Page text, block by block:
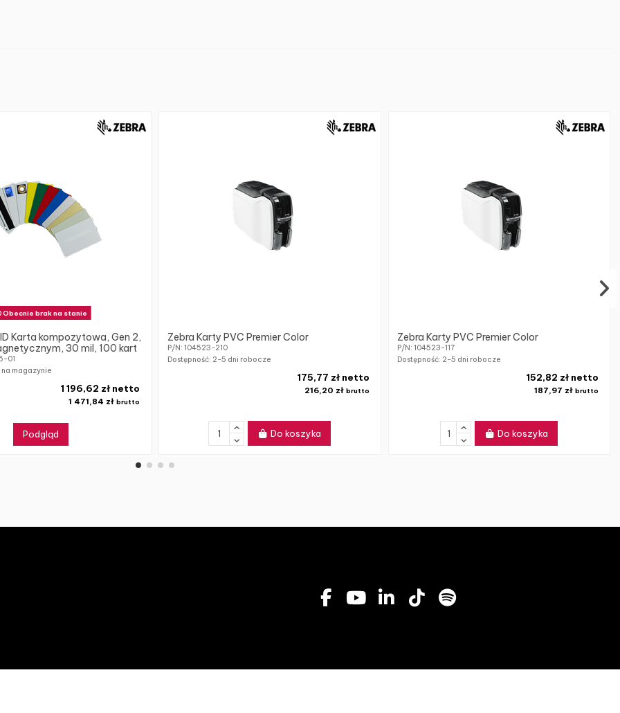
Obecnie brak na stanie
Karta kompozytowa, Gen 2,
30 mil, 100 kart
01
na magazynie
1 471,84 złbrutto
1 196,62 zł netto
Podgląd
Zebra Karty PVC Premier Color
P/N: 104523-210
Dostępność: 2-5 dni robocze
216,20 zł brutto
175,77 zł netto
Do koszyka
Zebra Karty PVC Premier Color
P/N: 104523-117
Dostępność: 2-5 dni robocze
187,97 zł brutto
152,82 zł netto
Do koszyka